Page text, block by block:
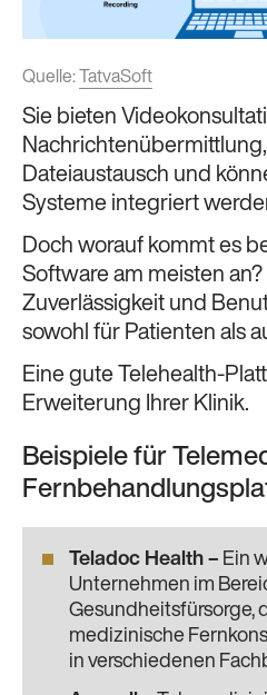
Quelle: TatvaSoft
Sie bieten
Dateiaustausch und
Systeme integriert
Doch worauf kommt es
Software am meisten
Zuverlässigkeit und
sowohl für Patienten als
Eine gute Telehealth-
Erweiterung Ihrer Klinik.
Beispiele für
Teladoc Health – Ein
Unternehmen im
Gesundheitsfürsorge,
medizinische
in verschiedenen